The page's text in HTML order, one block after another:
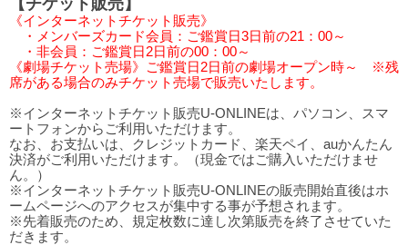
《インターネットチケット販売》
・メンバーズカード会員：ご鑑賞日3日前の21：00～
・非会員：ご鑑賞日2日前の00：00～
《劇場チケット売場》ご鑑賞日2日前の劇場オープン時～ ※残
席がある場合のみチケット売場で販売いたします。
※インターネットチケット販売U-ONLINEは、パソコン、スマ
ートフォンからご利用いただけます。
なお、お支払いは、クレジットカード、楽天ペイ、auかんたん
決済がご利用いただけます。（現金ではご購入いただけませ
ん。）
※インターネットチケット販売U-ONLINEの販売開始直後はホ
ームページへのアクセスが集中する事が予想されます。
※先着販売のため、規定枚数に達し次第販売を終了させていた
だきます。